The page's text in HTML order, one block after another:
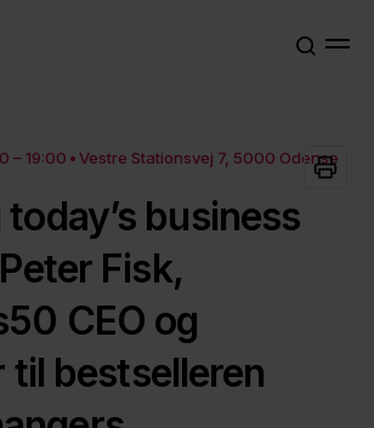
– 19:00 Vestre Stationsvej 7, 5000 Odense
business
Fisk,
CEO og
bestselleren